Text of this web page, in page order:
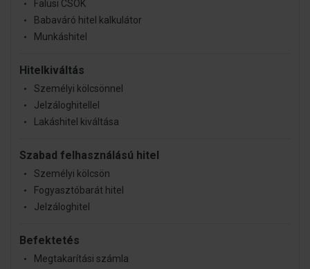
Falusi CSOK
Babaváró hitel kalkulátor
Munkáshitel
Hitelkiváltás
Személyi kölcsönnel
Jelzáloghitellel
Lakáshitel kiváltása
Szabad felhasználású hitel
Személyi kölcsön
Fogyasztóbarát hitel
Jelzáloghitel
Befektetés
Megtakarítási számla